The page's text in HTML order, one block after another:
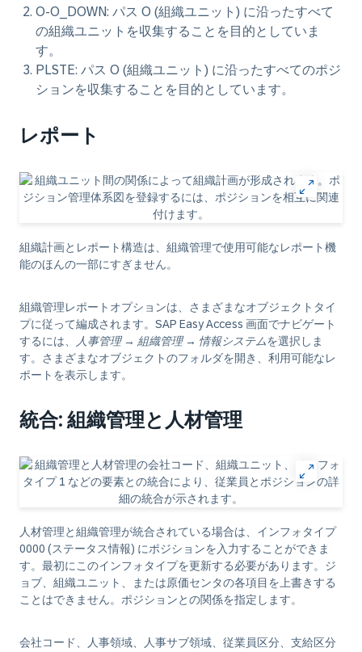
O-O_DOWN: パス O (組織ユニット) に沿ったすべて
の組織ユニットを収集することを目的としていま
す。
PLSTE: パス O (組織ユニット) に沿ったすべてのポジ
ションを収集することを目的としています。
レポート
組織計画とレポート構造は、組織管理で使用可能なレポート機
能のほんの一部にすぎません。
組織管理レポートオプションは、さまざまなオブジェクトタイ
プに従って編成されます。SAP Easy Access 画面でナビゲート
するには、
人事管理→ 組織管理→ 情報システムを選択しま
す。さまざまなオブジェクトのフォルダを開き、利用可能なレ
ポートを表示します。
統合: 組織管理と人材管理
人材管理と組織管理が統合されている場合は、インフォタイプ
0000 (ステータス情報) にポジションを入力することができま
す。最初にこのインフォタイプを更新する必要があります。ジ
ョブ、組織ユニット、または原価センタの各項目を上書きする
ことはできません。ポジションとの関係を指定します。
会社コード、人事領域、人事サブ領域、従業員区分、支給区分